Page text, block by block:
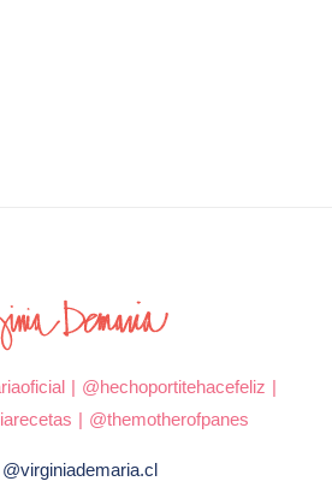
| @hechoportitehacefeliz |
| @themotherofpanes
@virginiademaria.cl